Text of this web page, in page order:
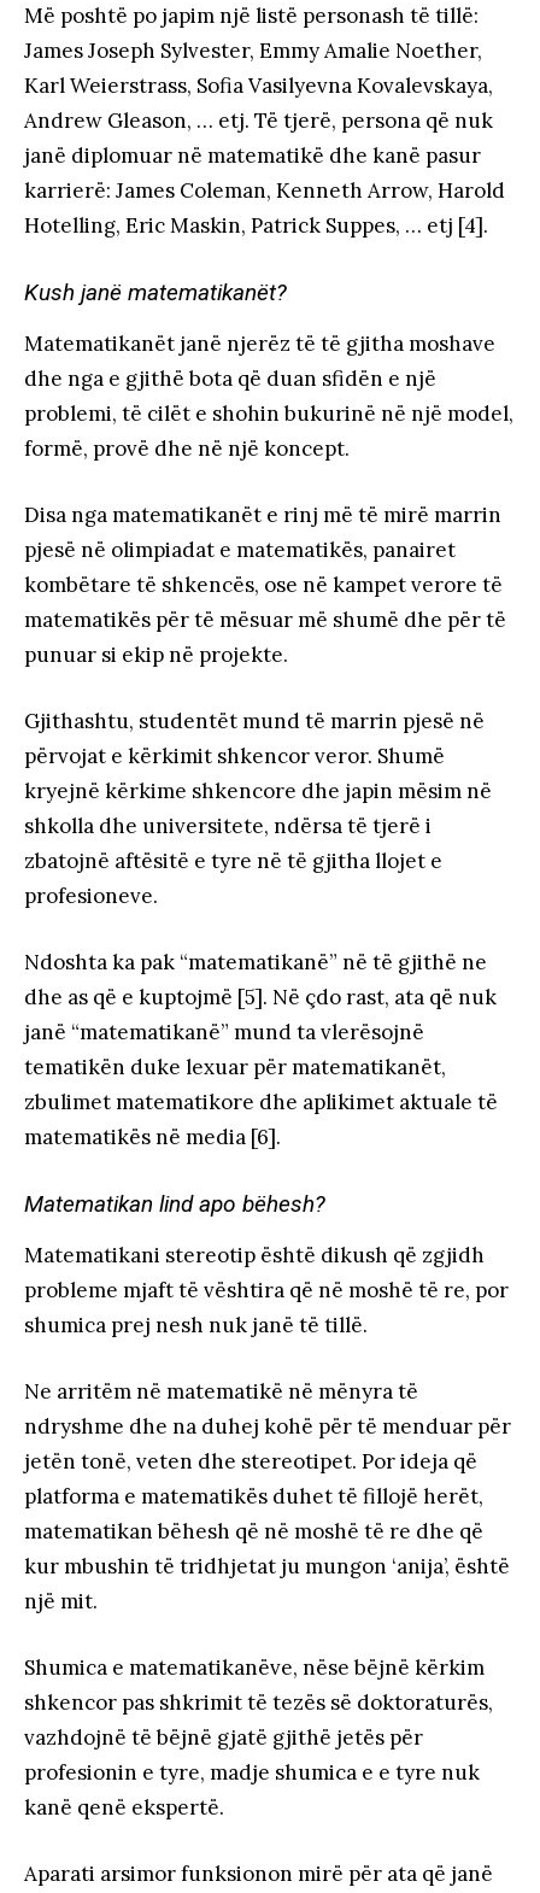
Më poshtë po japim një listë personash të tillë:
James Joseph Sylvester, Emmy Amalie Noether,
Karl Weierstrass, Sofia Vasilyevna Kovalevskaya,
Andrew Gleason, … etj. Të tjerë, persona që nuk
janë diplomuar në matematikë dhe kanë pasur
karrierë: James Coleman, Kenneth Arrow, Harold
Hotelling, Eric Maskin, Patrick Suppes, … etj [4].
Kush janë matematikanët?
Matematikanët janë njerëz të të gjitha moshave
dhe nga e gjithë bota që duan sfidën e një
problemi, të cilët e shohin bukurinë në një model,
formë, provë dhe në një koncept.
Disa nga matematikanët e rinj më të mirë marrin
pjesë në olimpiadat e matematikës, panairet
kombëtare të shkencës, ose në kampet verore të
matematikës për të mësuar më shumë dhe për të
punuar si ekip në projekte.
Gjithashtu, studentët mund të marrin pjesë në
përvojat e kërkimit shkencor veror. Shumë
kryejnë kërkime shkencore dhe japin mësim në
shkolla dhe universitete, ndërsa të tjerë i
zbatojnë aftësitë e tyre në të gjitha llojet e
profesioneve.
Ndoshta ka pak “matematikanë” në të gjithë ne
dhe as që e kuptojmë [5]. Në çdo rast, ata që nuk
janë “matematikanë” mund ta vlerësojnë
tematikën duke lexuar për matematikanët,
zbulimet matematikore dhe aplikimet aktuale të
matematikës në media [6].
Matematikan lind apo bëhesh?
Matematikani stereotip është dikush që zgjidh
probleme mjaft të vështira që në moshë të re, por
shumica prej nesh nuk janë të tillë.
Ne arritëm në matematikë në mënyra të
ndryshme dhe na duhej kohë për të menduar për
jetën tonë, veten dhe stereotipet. Por ideja që
platforma e matematikës duhet të fillojë herët,
matematikan bëhesh që në moshë të re dhe që
kur mbushin të tridhjetat ju mungon ‘anija’, është
një mit.
Shumica e matematikanëve, nëse bëjnë kërkim
shkencor pas shkrimit të tezës së doktoraturës,
vazhdojnë të bëjnë gjatë gjithë jetës për
profesionin e tyre, madje shumica e e tyre nuk
kanë qenë ekspertë.
Aparati arsimor funksionon mirë për ata që janë